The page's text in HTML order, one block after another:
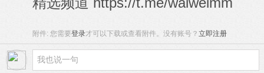
附件: 您需要登录才可以下载或查看附件。没有账号？ 立即注册